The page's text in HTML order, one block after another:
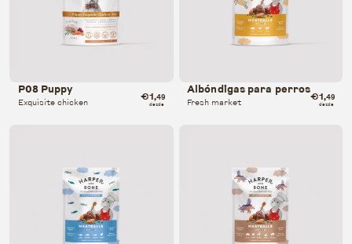
P08 Puppy
Exquisite chicken desde
€1,49
Albóndigas para perros
Fresh market desde
€1,49